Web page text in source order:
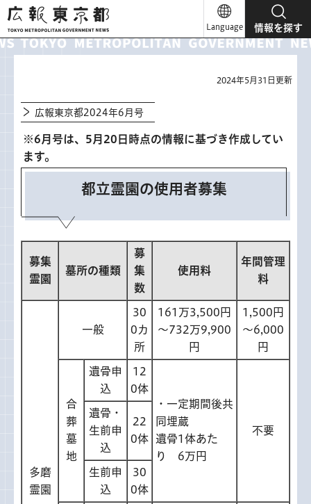
広報東京都
Language 情報を探す
2024年5月31日更新
広報東京都2024年6月号
※6月号は、5月20日時点の情報に基づき作成してい
ます。
都立霊園の使用者募集
募集
霊園
墓所の種類
募
集
数
使用料
年間管理
料
多磨
霊園
一般
30
0カ
所
161万3,500円
～732万9,900
円
1,500円
～6,000
円
合
葬
墓
地
遺骨申
込
12
0体
・一定期間後共
同埋蔵
遺骨1体あた
り 6万円
不要
遺骨・
生前申
込
22
0体
生前申
込
30
0体